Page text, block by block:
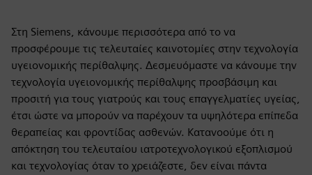
Στη Siemens, κάνουμε περισσότερα από το να
προσφέρουμε τις τελευταίες καινοτομίες στην τεχνολογία
υγειονομικής περίθαλψης. Δεσμευόμαστε να κάνουμε την
τεχνολογία υγειονομικής περίθαλψης προσβάσιμη και
προσιτή για τους γιατρούς και τους επαγγελματίες υγείας,
έτσι ώστε να μπορούν να παρέχουν τα υψηλότερα επίπεδα
θεραπείας και φροντίδας ασθενών. Κατανοούμε ότι η
απόκτηση του τελευταίου ιατροτεχνολογικού εξοπλισμού
και τεχνολογίας όταν το χρειάζεστε, δεν είναι πάντα